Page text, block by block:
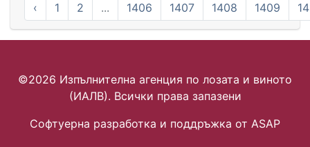
‹ 1 2 ... 1406 1407 1408 1409
©2026 Изпълнителна агенция по лозата и виното
(ИАЛВ). Всички права запазени
Софтуерна разработка и поддръжка от ASAP